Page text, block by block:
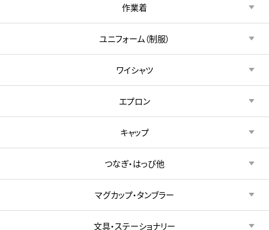
作業着
ユニフォーム（制服）
ワイシャツ
エプロン
キャップ
つなぎ・はっぴ他
マグカップ・タンブラー
文具・ステーショナリー